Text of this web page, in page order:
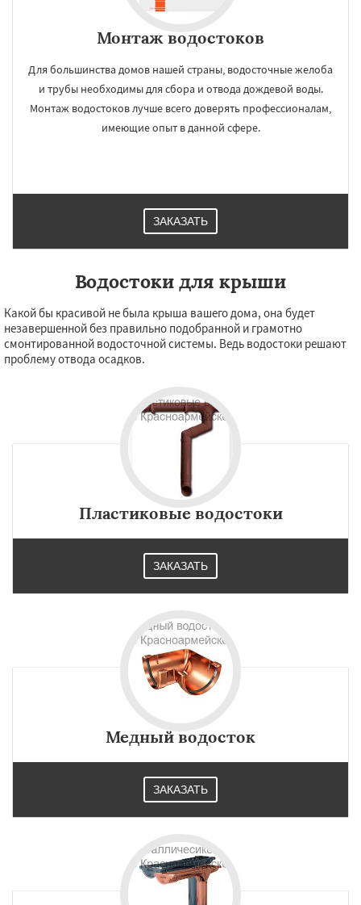
Монтаж водостоков
Для большинства домов нашей страны, водосточные желоба
и трубы необходимы для сбора и отвода дождевой воды.
Монтаж водостоков лучше всего доверять профессионалам,
имеющие опыт в данной сфере.
ЗАКАЗАТЬ
Водостоки для крыши
Какой бы красивой не была крыша вашего дома, она будет
незавершенной без правильно подобранной и грамотно
смонтированной водосточной системы. Ведь водостоки решают
проблему отвода осадков.
Пластиковые водостоки
ЗАКАЗАТЬ
Медный водосток
ЗАКАЗАТЬ